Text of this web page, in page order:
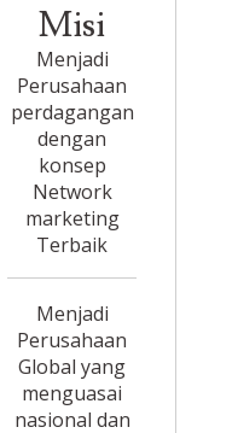
Misi
Menjadi
Perusahaan
perdagangan
dengan
konsep
Network
marketing
Terbaik
Menjadi
Perusahaan
Global yang
menguasai
nasional dan